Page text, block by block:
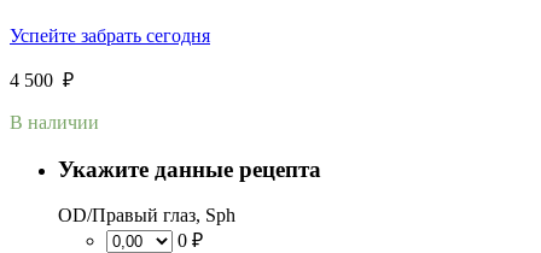
Успейте забрать сегодня
4 500 ₽
В наличии
Укажите данные рецепта
OD/Правый глаз, Sph
0 ₽